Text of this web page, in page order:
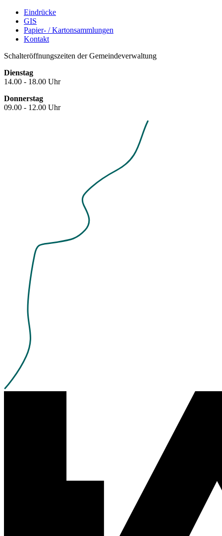
Eindrücke
GIS
Papier- / Kartonsammlungen
Kontakt
Schalteröffnungszeiten der Gemeindeverwaltung
Dienstag
14.00 - 18.00 Uhr
Donnerstag
09.00 - 12.00 Uhr